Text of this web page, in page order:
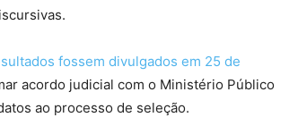
fossem divulgados em 25 de
acordo judicial com o Ministério Público
ao processo de seleção.